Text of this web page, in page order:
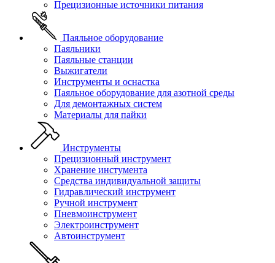
Прецизионные источники питания
Паяльное оборудование
Паяльники
Паяльные станции
Выжигатели
Инструменты и оснастка
Паяльное оборудование для азотной среды
Для демонтажных систем
Материалы для пайки
Инструменты
Прецизионный инструмент
Хранение инстумента
Средства индивидуальной защиты
Гидравлический инструмент
Ручной инструмент
Пневмоинструмент
Электроинструмент
Автоинструмент